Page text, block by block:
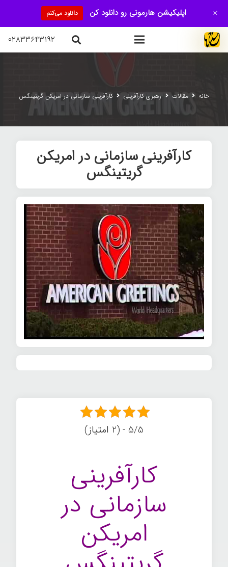
۰۲۸۳۳۶۴۳۱۹۲
خانه مقالات رهبری کارآفرینی كارآفرينی سازمانی در امريكن گريتينگس
كارآفرينی سازمانی در امريكن
گريتينگس
5/5 - (2 امتیاز)
کارآفرینی
سازمانی در
امریکن
اپلیکیشن هارمونی رو دانلود کن دانلود می‌کنم +